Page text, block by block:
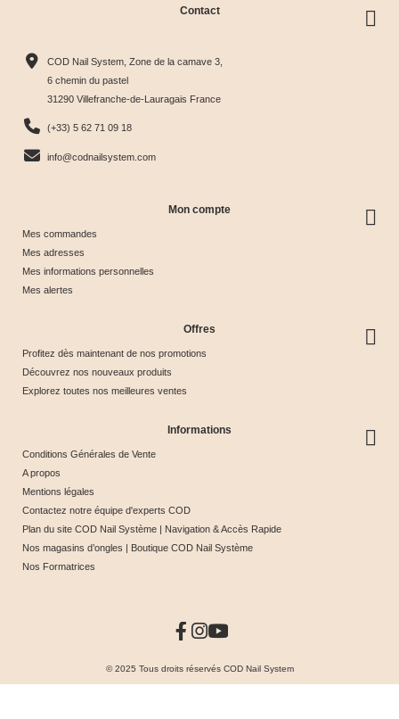
Contact
COD Nail System, Zone de la camave 3,
6 chemin du pastel
31290 Villefranche-de-Lauragais France
(+33) 5 62 71 09 18
info@codnailsystem.com
Mon compte
Mes commandes
Mes adresses
Mes informations personnelles
Mes alertes
Offres
Profitez dès maintenant de nos promotions
Découvrez nos nouveaux produits
Explorez toutes nos meilleures ventes
Informations
Conditions Générales de Vente
A propos
Mentions légales
Contactez notre équipe d'experts COD
Plan du site COD Nail Système | Navigation & Accès Rapide
Nos magasins d’ongles | Boutique COD Nail Système
Nos Formatrices
© 2025 Tous droits réservés COD Nail System